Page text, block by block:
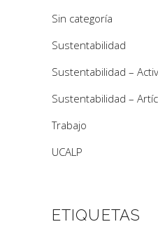
Sin categoría
Sustentabilidad
Sustentabilidad –
Sustentabilidad –
Trabajo
UCALP
ETIQUETAS